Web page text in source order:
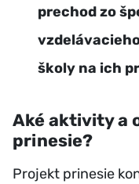
prechod zo
školy na ich
Aké aktivity a
prinesie?
Projekt prinesie